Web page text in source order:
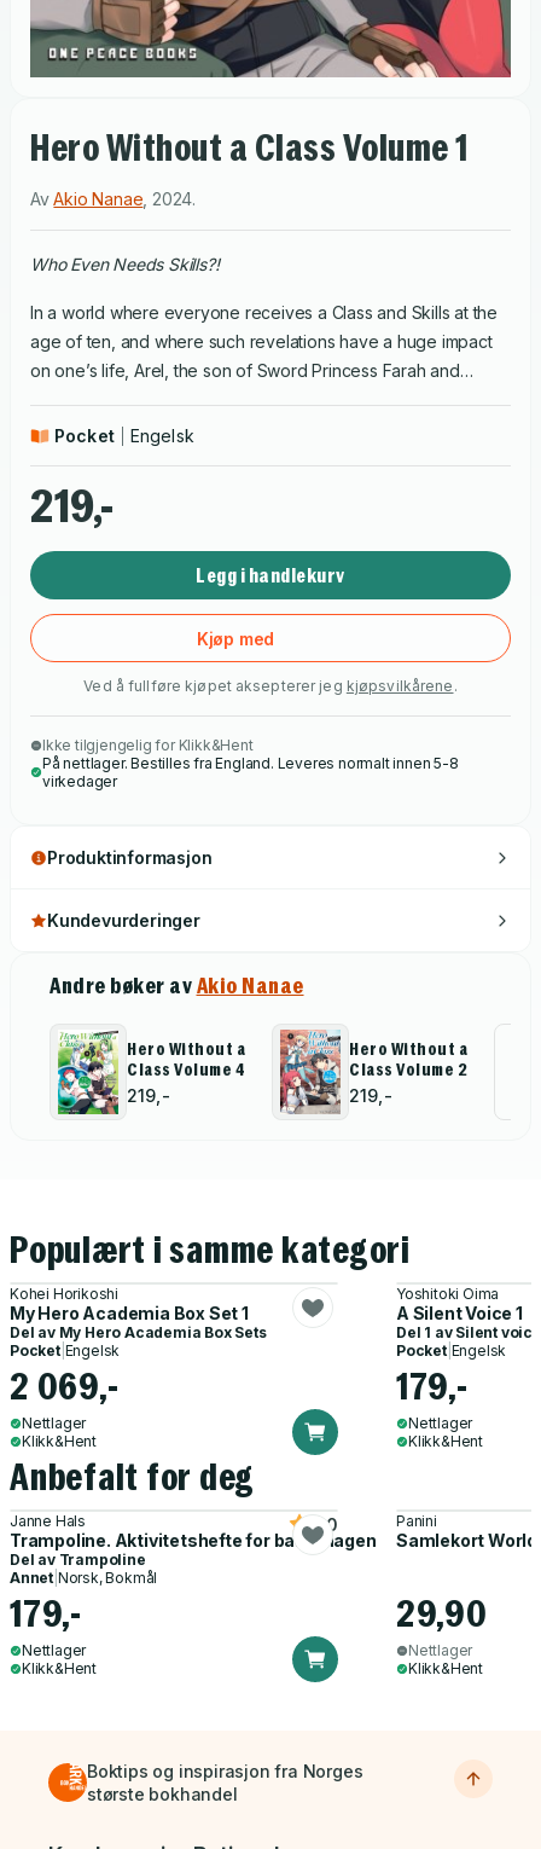
Hero Without a Class Volume 1
AvAkio Nanae 2024.
Who Even Needs Skills?!
In a world where everyone receives a Class and Skills at the
age of ten, and where such revelations have a huge impact
on one’s life, Arel, the son of Sword Princess Farah and
this cruel hand, Arel is determined to prove that skills matter
improvement, mastering swordsmanship and gathering loyal
friends along the way. Follow Arel as he navigates guild life,
world. This action-packed isekai manga is perfect for fans of
underdog stories, thrilling adventures, and heartwarming
friendships. Can Arel's determination be enough to defy
destiny?
Pocket Engelsk
219,-
Legg i handlekurv
Kjøp med
Ved å fullføre kjøpet aksepterer jeg kjøpsvilkårene .
Ikke tilgjengelig for Klikk&Hent
På nettlager. Bestilles fra England. Leveres normalt innen 5-8
virkedager
Produktinformasjon
Kundevurderinger
Andre bøker avAkio Nanae
Hero Without a
Class Volume 4
219,-
Hero Without a
Class Volume 2
219,-
Populært i samme kategori
Kohei Horikoshi
My Hero Academia Box Set 1
Del av My Hero Academia Box Sets
Pocket| Engelsk
2 069,-
Nettlager
Klikk&Hent
Yoshitoki Oima
A Silent Voice 1
Del 1 av Silent voice
Pocket| Engelsk
179,-
Nettlager
Klikk&Hent
Anbefalt for deg
Janne Hals
Trampoline. Aktivitetshefte for barnehagen
5.0
Del av Trampoline
Annet Norsk, Bokmål
179,-
Nettlager
Klikk&Hent
Panini
Samlekort
29,90
Nettlager
Klikk&Hent
Boktips og inspirasjon fra Norges
største bokhandel